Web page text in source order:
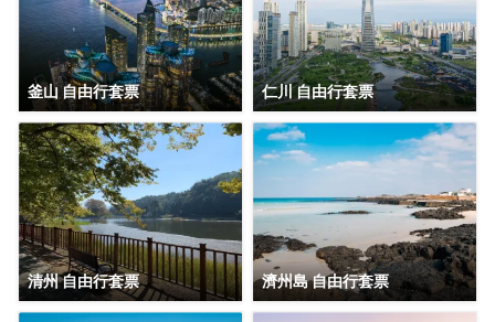
釜山 自由行套票 仁川 自由行套票
清州 自由行套票 濟州島 自由行套票